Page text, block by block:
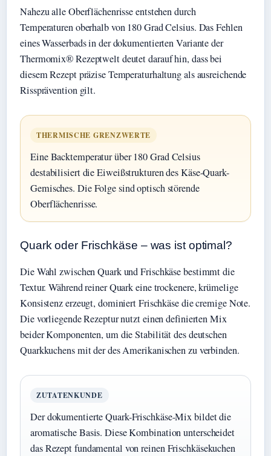
Nahezu alle Oberflächenrisse entstehen durch
Temperaturen oberhalb von 180 Grad Celsius. Das Fehlen
eines Wasserbads in der dokumentierten Variante der
Thermomix® Rezeptwelt deutet darauf hin, dass bei
diesem Rezept präzise Temperaturhaltung als ausreichende
Rissprävention gilt.
THERMISCHE GRENZWERTE
Eine Backtemperatur über 180 Grad Celsius
destabilisiert die Eiweißstrukturen des Käse-Quark-
Gemisches. Die Folge sind optisch störende
Oberflächenrisse.
Quark oder Frischkäse – was ist optimal?
Die Wahl zwischen Quark und Frischkäse bestimmt die
Textur. Während reiner Quark eine trockenere, krümelige
Konsistenz erzeugt, dominiert Frischkäse die cremige Note.
Die vorliegende Rezeptur nutzt einen definierten Mix
beider Komponenten, um die Stabilität des deutschen
Quarkkuchens mit der des Amerikanischen zu verbinden.
ZUTATENKUNDE
Der dokumentierte Quark-Frischkäse-Mix bildet die
aromatische Basis. Diese Kombination unterscheidet
das Rezept fundamental von reinen Frischkäsekuchen